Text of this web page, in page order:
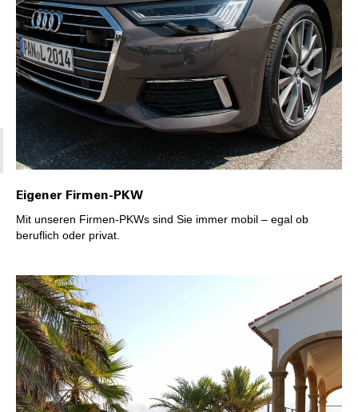
Eigener Firmen-PKW
Mit unseren Firmen-PKWs sind Sie immer mobil – egal ob
beruflich oder privat.